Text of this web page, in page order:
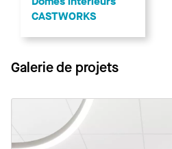
CASTWORKS
Galerie de projets